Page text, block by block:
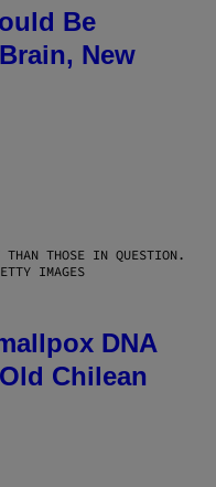
Be
New
THAN THOSE IN QUESTION.
IMAGES
DNA
Chilean